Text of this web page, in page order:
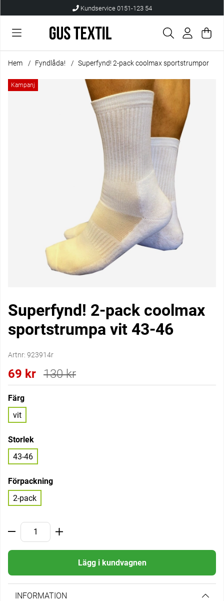
Kundservice 0151-123 54
.
Hem Fyndlåda! Superfynd! 2-pack coolmax sportstrumpor
Kampanj
Produktbilder Superfynd! 2-pack coolmax sportstrumpor
Superfynd! 2-pack coolmax
sportstrumpa vit 43-46
Artnr: 923914r
130kr
69 kr
Färg
vit
Storlek
43-46
Förpackning
2-pack
Lägg i kundvagnen
INFORMATION